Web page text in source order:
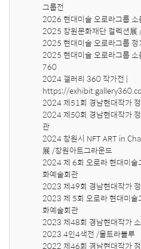
그룹전
2026 현대미술 오로라그룹
2025 창원문화재단 컬렉션展
2025 현대미술 오로라그룹 정
2025 현대미술 오로라그룹 소
760
2024 갤러리 360 작가전 |
https://
2024 제51회 경남현대작가
2024 제50회 경남현대작가
관
2024 창원시 NFT ART in
展 /창원아트그라운드
2024 제 6회 오로라 현대미술
화예술회관
2023 제49회 경남현대작가
2023 제 5회 오로라 현대미술
화예술회관
2023 제48회 경남현대작가
2023 4인4색전 /울트라블루
2022 제46회 경남현대작가